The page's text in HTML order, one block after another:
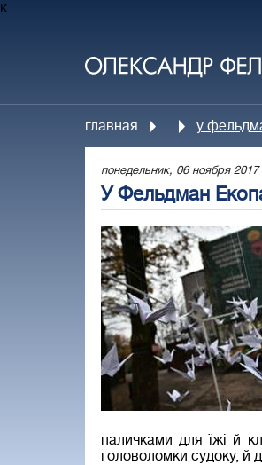
к
главная у
понедельник, 06 ноября 2017
У Фельдман
паличками для їжі й
головоломки судоку, й